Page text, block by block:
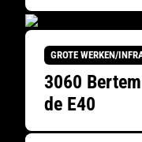
GROTE WERKEN/
3060
de E40